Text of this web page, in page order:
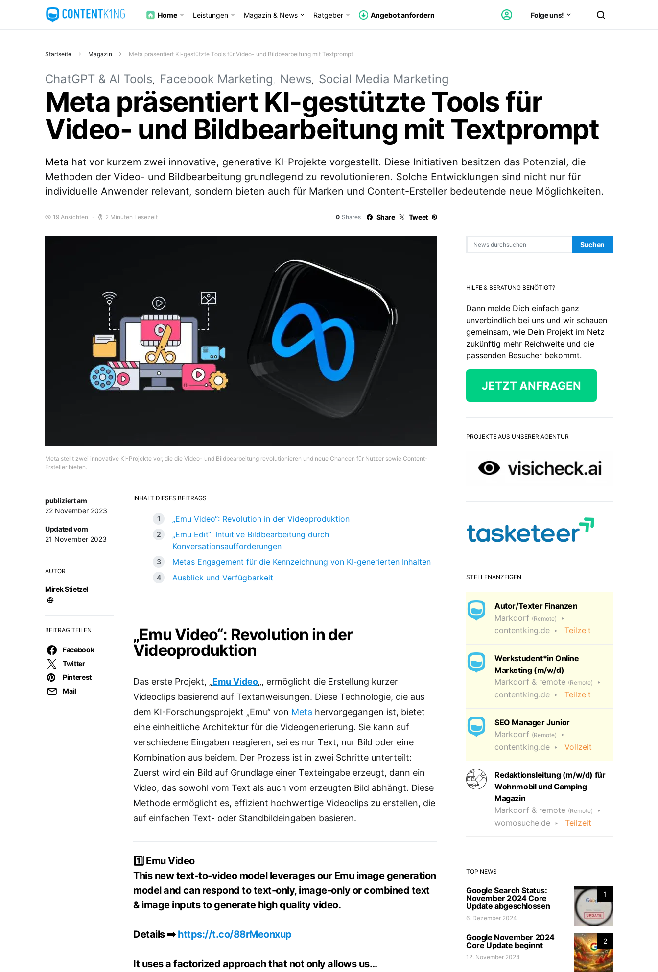
Home Leistungen Magazin & News Ratgeber Angebot anfordern Folge uns!
Startseite Magazin Meta präsentiert KI-gestützte Tools für Video- und Bildbearbeitung mit Textprompt
ChatGPT & AI Tools Facebook Marketing News Social Media Marketing
Meta präsentiert KI-gestützte Tools für
Video- und Bildbearbeitung mit Textprompt
Meta hat vor kurzem zwei innovative, generative KI-Projekte vorgestellt. Diese Initiativen besitzen das Potenzial, die
Methoden der Video- und Bildbearbeitung grundlegend zu revolutionieren. Solche Entwicklungen sind nicht nur für
individuelle Anwender relevant, sondern bieten auch für Marken und Content-Ersteller bedeutende neue Möglichkeiten.
19 Ansichten 2 Minuten Lesezeit 0 Shares Share Tweet
Meta stellt zwei innovative KI-Projekte vor, die die Video- und Bildbearbeitung revolutionieren und neue Chancen für Nutzer sowie Content-
Ersteller bieten.
publiziert am
22 November 2023
Updated vom
21 November 2023
AUTOR
Mirek Stietzel
BEITRAG TEILEN
Facebook
Twitter
Pinterest
Mail
INHALT DIESES BEITRAGS
„Emu Video“: Revolution in der Videoproduktion
„Emu Edit“: Intuitive Bildbearbeitung durch
Konversationsaufforderungen
Metas Engagement für die Kennzeichnung von KI-generierten Inhalten
Ausblick und Verfügbarkeit
„Emu Video“: Revolution in der
Videoproduktion
Das erste Projekt, „Emu Video„, ermöglicht die Erstellung kurzer
Videoclips basierend auf Textanweisungen. Diese Technologie, die aus
dem KI-Forschungsprojekt „Emu“ von Meta hervorgegangen ist, bietet
eine einheitliche Architektur für die Videogenerierung. Sie kann auf
verschiedene Eingaben reagieren, sei es nur Text, nur Bild oder eine
Kombination aus beidem. Der Prozess ist in zwei Schritte unterteilt:
Zuerst wird ein Bild auf Grundlage einer Texteingabe erzeugt, dann ein
Video, das sowohl vom Text als auch vom erzeugten Bild abhängt. Diese
Methode ermöglicht es, effizient hochwertige Videoclips zu erstellen, die
auf einfachen Text- oder Standbildeingaben basieren.
1️⃣ Emu Video
This new text-to-video model leverages our Emu image generation
model and can respond to text-only, image-only or combined text
& image inputs to generate high quality video.
Details ➡️ https://t.co/88rMeonxup
It uses a factorized approach that not only allows us…
Suchen
HILFE & BERATUNG BENÖTIGT?
Dann melde Dich einfach ganz
unverbindlich bei uns und wir schauen
gemeinsam, wie Dein Projekt im Netz
zukünftig mehr Reichweite und die
passenden Besucher bekommt.
JETZT ANFRAGEN
PROJEKTE AUS UNSERER AGENTUR
STELLENANZEIGEN
Autor/Texter Finanzen
Markdorf (Remote)
contentking.de Teilzeit
Werkstudent*in Online
Marketing (m/w/d)
Markdorf & remote (Remote)
contentking.de Teilzeit
SEO Manager Junior
Markdorf (Remote)
contentking.de Vollzeit
Redaktionsleitung (m/w/d) für
Wohnmobil und Camping
Magazin
Markdorf & remote (Remote)
womosuche.de Teilzeit
TOP NEWS
1
Google Search Status:
November 2024 Core
Update abgeschlossen
6. Dezember 2024
2
Google November 2024
Core Update beginnt
12. November 2024